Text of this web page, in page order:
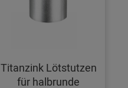
Titanzink Lötstutzen
für halbrunde